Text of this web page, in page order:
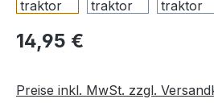
Regulärer Preis:
14,95 €
Preise inkl. MwSt. zzgl.